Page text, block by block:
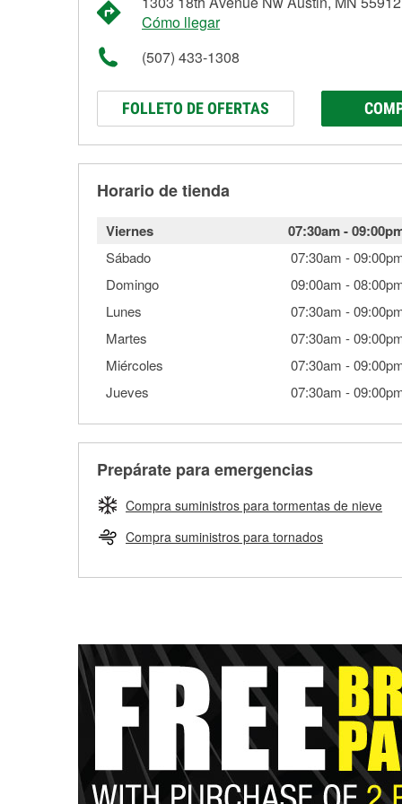
Cómo llegar
(507) 433-1308
FOLLETO DE OFERTAS
Horario de tienda
Viernes 07:30am-
Sábado 07:30am -
Domingo
09:00am -
Lunes
07:30am -
Martes
07:30am -
Miércoles
07:30am -
Jueves
07:30am -
Prepárate para emergencias
Compra suministros para tormentas de nieve
Compra suministros para tornados